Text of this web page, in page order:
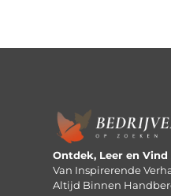
Ontdek, Leer en
Van Inspirerende
Altijd Binnen